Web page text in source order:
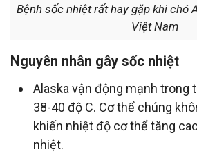
Bệnh sốc nhiệt rất hay gặp khi chó
Việt Nam
Nguyên nhân gây sốc nhiệt
Alaska vận động mạnh trong
38-40 độ C. Cơ thể chúng
khiến nhiệt độ cơ thể tăng
nhiệt.